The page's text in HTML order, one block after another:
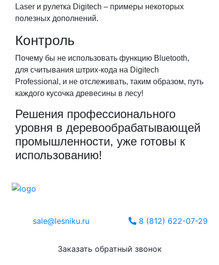
Laser и рулетка Digitech – примеры некоторых
полезных дополнений.
Контроль
Почему бы не использовать функцию Bluetooth,
для считывания штрих-кода на Digitech
Professional, и не отслеживать, таким образом, путь
каждого кусочка древесины в лесу!
Решения профессионального
уровня в деревообрабатывающей
промышленности, уже готовы к
использованию!
Заказать обратный звонок
sale@lesniku.ru 8 (812) 622-07-29